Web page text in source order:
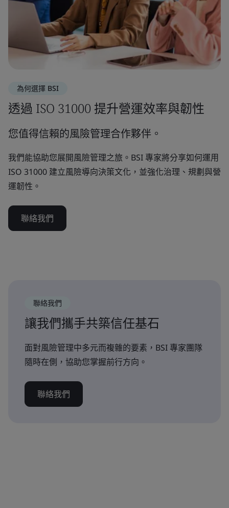
為何選擇 BSI
透過 ISO 31000 提升營運效率與韌性
您值得信賴的風險管理合作夥伴。
我們能協助您展開風險管理之旅。BSI 專家將分享如何運用
ISO 31000 建立風險導向決策文化，並強化治理、規劃與營
運韌性。
聯絡我們
聯絡我們
讓我們攜手共築信任基石
面對風險管理中多元而複雜的要素，BSI 專家團隊
隨時在側，協助您掌握前行方向。
聯絡我們